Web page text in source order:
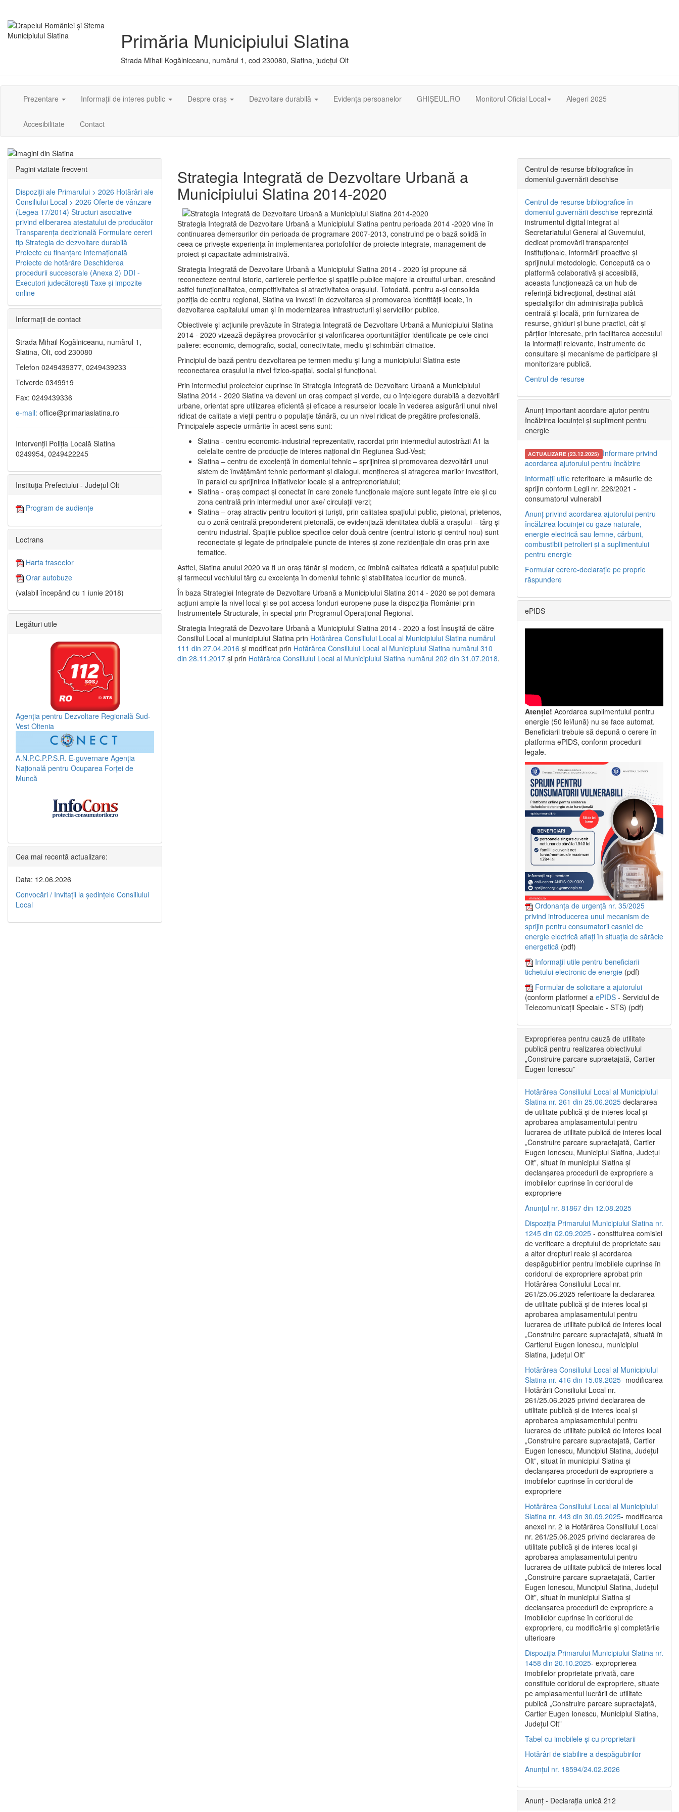
Primăria Municipiului Slatina
Strada Mihail Kogălniceanu, numărul 1, cod 230080, Slatina, județul Olt
Prezentare Informații de interes public Despre oraș Dezvoltare durabilă Evidența persoanelor GHIȘEUL.RO Monitorul Oficial Local Alegeri 2025
Accesibilitate Contact
Strategia Integrată de Dezvoltare Urbană a
Municipiului Slatina 2014-2020
Strategia Integrată de Dezvoltare Urbană a Municipiului Slatina pentru perioada 2014 -2020 vine în
continuarea demersurilor din perioada de programare 2007-2013, construind pe o bază solidă în
ceea ce priveşte experienţa în implementarea portofoliilor de proiecte integrate, management de
proiect și capacitate administrativă.
Strategia Integrată de Dezvoltare Urbană a Municipiului Slatina 2014 - 2020 își propune să
reconecteze centrul istoric, cartierele periferice şi spaţiile publice majore la circuitul urban, crescând
astfel funcţionalitatea, competitivitatea şi atractivitatea oraşului. Totodată, pentru a-şi consolida
poziţia de centru regional, Slatina va investi în dezvoltarea şi promovarea identităţii locale, în
dezvoltarea capitalului uman şi în modernizarea infrastructurii şi serviciilor publice.
Obiectivele şi acţiunile prevăzute în Strategia Integrată de Dezvoltare Urbană a Municipiului Slatina
2014 - 2020 vizează depășirea provocărilor şi valorificarea oportunităţilor identificate pe cele cinci
paliere: economic, demografic, social, conectivitate, mediu şi schimbări climatice.
Principiul de bază pentru dezvoltarea pe termen mediu şi lung a municipiului Slatina este
reconectarea oraşului la nivel fizico-spaţial, social şi funcţional.
Prin intermediul proiectelor cuprinse în Strategia Integrată de Dezvoltare Urbană a Municipiului
Slatina 2014 - 2020 Slatina va deveni un oraş compact şi verde, cu o înţelegere durabilă a dezvoltării
urbane, orientat spre utilizarea eficientă şi eficace a resurselor locale în vederea asigurării unui nivel
ridicat de calitate a vieţii pentru o populaţie tânără, cu un nivel ridicat de pregătire profesională.
Principalele aspecte urmărite în acest sens sunt:
Slatina - centru economic-industrial reprezentativ, racordat prin intermediul autostrăzii A1 la
celelalte centre de producţie de interes naţional din Regiunea Sud-Vest;
Slatina – centru de excelenţă în domeniul tehnic – sprijinirea şi promovarea dezvoltării unui
sistem de învăţământ tehnic performant şi dialogul, menţinerea şi atragerea marilor investitori,
în paralel cu sprijinirea iniţiativelor locale şi a antreprenoriatului;
Slatina - oraş compact şi conectat în care zonele funcţionale majore sunt legate între ele şi cu
zona centrală prin intermediul unor axe/ circulații verzi;
Slatina – oraş atractiv pentru locuitori şi turişti, prin calitatea spaţiului public, pietonal, prietenos,
cu o zonă centrală preponderent pietonală, ce evidenţiază identitatea dublă a oraşului – târg şi
centru industrial. Spaţiile publice specifice celor două centre (centrul istoric şi centrul nou) sunt
reconectate şi legate de principalele puncte de interes şi zone rezidenţiale din oraş prin axe
tematice.
Astfel, Slatina anului 2020 va fi un oraş tânăr şi modern, ce îmbină calitatea ridicată a spaţiului public
şi farmecul vechiului târg cu excelenţa în domeniul tehnic şi stabilitatea locurilor de muncă.
În baza Strategiei Integrate de Dezvoltare Urbană a Municipiului Slatina 2014 - 2020 se pot demara
acţiuni ample la nivel local şi se pot accesa fonduri europene puse la dispoziţia României prin
Instrumentele Structurale, în special prin Programul Operațional Regional.
Strategia Integrată de Dezvoltare Urbană a Municipiului Slatina 2014 - 2020 a fost însuşită de către
Consiliul Local al municipiului Slatina prin Hotărârea Consiliului Local al Municipiului Slatina numărul
111 din 27.04.2016 și modificat prin Hotărârea Consiliului Local al Municipiului Slatina numărul 310
din 28.11.2017 și prin Hotărârea Consiliului Local al Municipiului Slatina numărul 202 din 31.07.2018.
Pagini vizitate frecvent
Dispoziţii ale Primarului > 2026 Hotărâri ale
Consiliului Local > 2026 Oferte de vânzare
(Legea 17/2014) Structuri asociative
privind eliberarea atestatului de producător
Transparenţa decizională Formulare cereri
tip Strategia de dezvoltare durabilă
Proiecte cu finanţare internaţională
Proiecte de hotărâre Deschiderea
procedurii succesorale (Anexa 2) DDI -
Executori judecătorești Taxe şi impozite
online
Informaţii de contact
Strada Mihail Kogălniceanu, numărul 1,
Slatina, Olt, cod 230080
Telefon 0249439377, 0249439233
Telverde 0349919
Fax: 0249439336
e-mail: office@primariaslatina.ro
Intervenții Poliția Locală Slatina
0249954, 0249422245
Instituția Prefectului - Județul Olt
Program de audiențe
Loctrans
Harta traseelor
Orar autobuze
(valabil începând cu 1 iunie 2018)
Legături utile
Agenția pentru Dezvoltare Regională Sud-
Vest Oltenia
A.N.P.C.P.P.S.R. E-guvernare Agenția
Națională pentru Ocuparea Forței de
Muncă
Cea mai recentă actualizare:
Data: 12.06.2026
Convocări / Invitaţii la şedinţele Consiliului
Local
Centrul de resurse bibliografice în
domeniul guvernării deschise
Centrul de resurse bibliografice în
domeniul guvernării deschise reprezintă
instrumentul digital integrat al
Secretariatului General al Guvernului,
dedicat promovării transparenței
instituționale, informării proactive și
sprijinului metodologic. Concepută ca o
platformă colaborativă și accesibilă,
aceasta funcționează ca un hub de
referință bidirecțional, destinat atât
specialiștilor din administrația publică
centrală și locală, prin furnizarea de
resurse, ghiduri și bune practici, cât și
părților interesate, prin facilitarea accesului
la informații relevante, instrumente de
consultare și mecanisme de participare și
monitorizare publică.
Centrul de resurse
Anunț important acordare ajutor pentru
încălzirea locuinței și supliment pentru
energie
ACTUALIZARE (23.12.2025) Informare privind
acordarea ajutorului pentru încălzire
Informații utile referitoare la măsurile de
sprijin conform Legii nr. 226/2021 -
consumatorul vulnerabil
Anunț privind acordarea ajutorului pentru
încălzirea locuinței cu gaze naturale,
energie electrică sau lemne, cărbuni,
combustibili petrolieri și a suplimentului
pentru energie
Formular cerere-declarație pe proprie
răspundere
ePIDS
Atenție! Acordarea suplimentului pentru
energie (50 lei/lună) nu se face automat.
Beneficiarii trebuie să depună o cerere în
platforma ePIDS, conform procedurii
legale.
Ordonanța de urgență nr. 35/2025
privind introducerea unui mecanism de
sprijin pentru consumatorii casnici de
energie electrică aflați în situația de sărăcie
energetică (pdf)
Informații utile pentru beneficiarii
tichetului electronic de energie (pdf)
Formular de solicitare a ajutorului
(conform platformei a ePIDS - Serviciul de
Telecomunicații Speciale - STS) (pdf)
Exproprierea pentru cauză de utilitate
publică pentru realizarea obiectivului
„Construire parcare supraetajată, Cartier
Eugen Ionescu”
Hotărârea Consiliului Local al Municipiului
Slatina nr. 261 din 25.06.2025 declararea
de utilitate publică și de interes local și
aprobarea amplasamentului pentru
lucrarea de utilitate publică de interes local
„Construire parcare supraetajată, Cartier
Eugen Ionescu, Municipiul Slatina, Județul
Olt”, situat în municipiul Slatina și
declanșarea procedurii de expropriere a
imobilelor cuprinse în coridorul de
expropriere
Anunțul nr. 81867 din 12.08.2025
Dispoziția Primarului Municipiului Slatina nr.
1245 din 02.09.2025 - constituirea comisiei
de verificare a dreptului de proprietate sau
a altor drepturi reale și acordarea
despăgubirilor pentru imobilele cuprinse în
coridorul de expropriere aprobat prin
Hotărârea Consiliului Local nr.
261/25.06.2025 referitoare la declararea
de utilitate publică și de interes local și
aprobarea amplasamentului pentru
lucrarea de utilitate publică de interes local
„Construire parcare supraetajată, situată în
Cartierul Eugen Ionescu, municipiul
Slatina, județul Olt”
Hotărârea Consiliului Local al Municipiului
Slatina nr. 416 din 15.09.2025- modificarea
Hotărârii Consiliului Local nr.
261/25.06.2025 privind declararea de
utilitate publică și de interes local și
aprobarea amplasamentului pentru
lucrarea de utilitate publică de interes local
„Construire parcare supraetajată, Cartier
Eugen Ionescu, Muncipiul Slatina, Județul
Olt”, situat în municipiul Slatina și
declanșarea procedurii de expropriere a
imobilelor cuprinse în coridorul de
expropriere
Hotărârea Consiliului Local al Municipiului
Slatina nr. 443 din 30.09.2025- modificarea
anexei nr. 2 la Hotărârea Consiliului Local
nr. 261/25.06.2025 privind declararea de
utilitate publică şi de interes local şi
aprobarea amplasamentului pentru
lucrarea de utilitate publică de interes local
„Construire parcare supraetajată, Cartier
Eugen Ionescu, Muncipiul Slatina, Judeţul
Olt”, situat în municipiul Slatina şi
declanşarea procedurii de expropriere a
imobilelor cuprinse în coridorul de
expropriere, cu modificările şi completările
ulterioare
Dispoziția Primarului Municipiului Slatina nr.
1458 din 20.10.2025- exproprierea
imobilelor proprietate privată, care
constituie coridorul de expropriere, situate
pe amplasamentul lucrării de utilitate
publică „Construire parcare supraetajată,
Cartier Eugen Ionescu, Municipiul Slatina,
Județul Olt”
Tabel cu imobilele și cu proprietarii
Hotărâri de stabilire a despăgubirilor
Anunțul nr. 18594/24.02.2026
Anunț - Declarația unică 212